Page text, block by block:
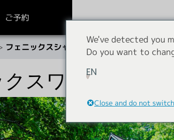
ご予約
フェニックスシャレー > フェニックスワン
スワン
We've detected you
Do you want to
EN
Close and do not